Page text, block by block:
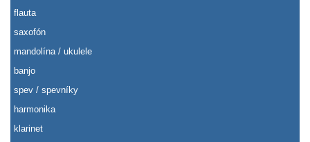
flauta
saxofón
mandolína / ukulele
banjo
spev / spevníky
harmonika
klarinet